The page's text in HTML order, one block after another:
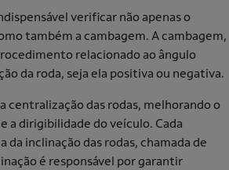
verificar não apenas o
também a cambagem. A cambagem,
relacionado ao ângulo
da roda, seja ela positiva ou negativa.
centralização das rodas, melhorando o
a dirigibilidade do veículo. Cada
inclinação das rodas, chamada de
é responsável por garantir